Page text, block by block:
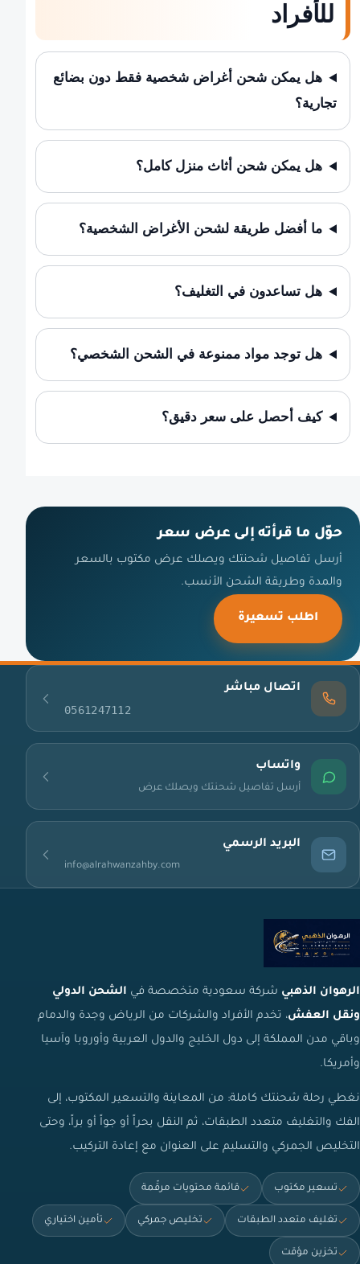
للأفراد
هل يمكن شحن أغراض شخصية فقط دون بضائع
تجارية؟
هل يمكن شحن أثاث منزل كامل؟
ما أفضل طريقة لشحن الأغراض الشخصية؟
هل تساعدون في التغليف؟
هل توجد مواد ممنوعة في الشحن الشخصي؟
كيف أحصل على سعر دقيق؟
حوّل ما قرأته إلى عرض سعر
أرسل تفاصيل شحنتك ويصلك عرض مكتوب بالسعر
والمدة وطريقة الشحن الأنسب.
اطلب تسعيرة
اتصال مباشر
0561247112
واتساب
أرسل تفاصيل شحنتك ويصلك عرض
البريد الرسمي
info@alrahwanzahby.com
الرهوان الذهبي شركة سعودية متخصصة في الشحن الدولي
ونقل العفش، تخدم الأفراد والشركات من الرياض وجدة والدمام
وباقي مدن المملكة إلى دول الخليج والدول العربية وأوروبا وآسيا
وأمريكا.
نغطي رحلة شحنتك كاملة: من المعاينة والتسعير المكتوب، إلى
الفك والتغليف متعدد الطبقات، ثم النقل بحراً أو جواً أو براً، وحتى
التخليص الجمركي والتسليم على العنوان مع إعادة التركيب.
تسعير مكتوب قائمة محتويات مرقّمة
تغليف متعدد الطبقات تخليص جمركي تأمين اختياري
تخزين مؤقت